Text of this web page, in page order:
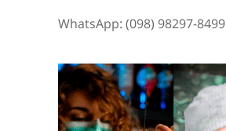
WhatsApp: (098) 98297-8499